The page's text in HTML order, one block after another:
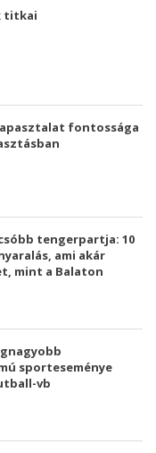
titkai
fontossága
tengerpartja: 10
ami akár
mint a Balaton
sporteseménye
vb